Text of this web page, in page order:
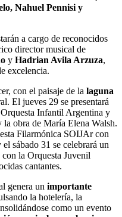
Nahuel Pennisi y
a cargo de reconocidos
director musical de
y Hadrian Avila Arzuza,
excelencia.
con el paisaje de la laguna
El jueves 29 se presentará
Infantil Argentina y
obra de María Elena Walsh.
Filarmónica SOIJAr con
sábado 31 se celebrará un
con la Orquesta Juvenil
cantantes.
genera un importante
la hotelería, la
como un evento